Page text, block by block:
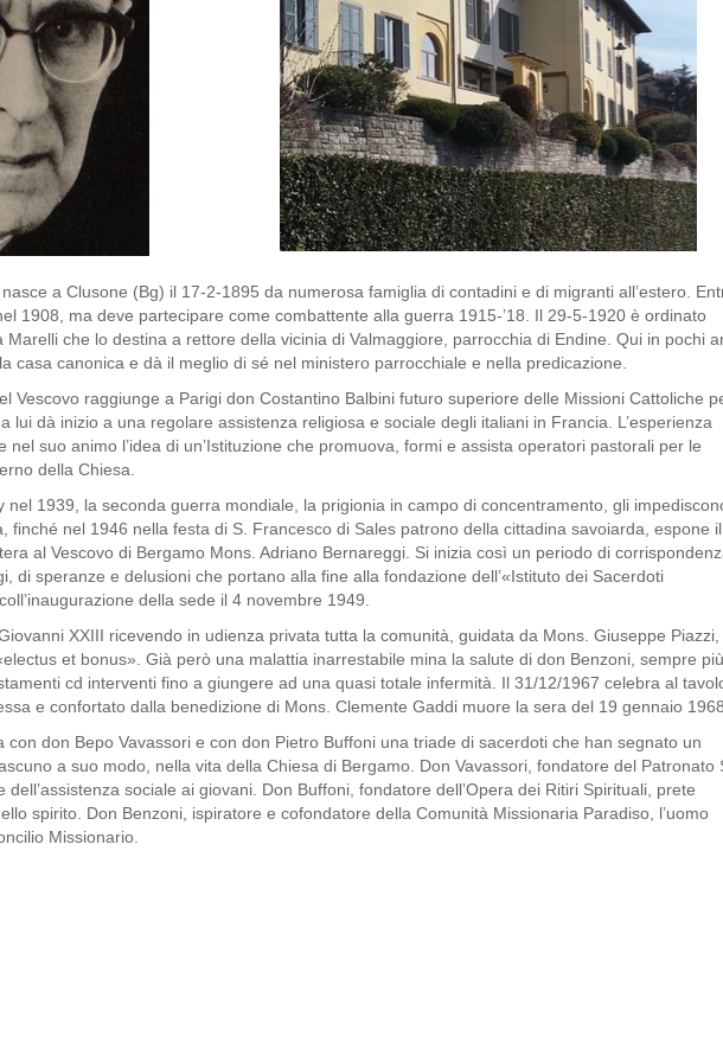
a Clusone (Bg) il 17-2-1895 da numerosa famiglia di contadini e di migranti all’estero.
1908, ma deve partecipare come combattente alla guerra 1915-’18. Il 29-5-1920 è ordinato
Marelli che lo destina a rettore della vicinia di Valmaggiore, parrocchia di Endine. Qui in pochi
casa canonica e dà il meglio di sé nel ministero parrocchiale e nella predicazione.
Vescovo raggiunge a Parigi don Costantino Balbini futuro superiore delle Missioni Cattoliche
lui dà inizio a una regolare assistenza religiosa e sociale degli italiani in Francia. L’esperienza
suo animo l’idea di un’Istituzione che promuova, formi e assista operatori pastorali per le
della Chiesa.
nel 1939, la seconda guerra mondiale, la prigionia in campo di concentramento, gli
finché nel 1946 nella festa di S. Francesco di Sales patrono della cittadina savoiarda, espone il
al Vescovo di Bergamo Mons. Adriano Bernareggi. Si inizia così un periodo di
di speranze e delusioni che portano alla fine alla fondazione dell’«Istituto dei Sacerdoti
della sede il 4 novembre 1949.
XXIII ricevendo in udienza privata tutta la comunità, guidata da Mons. Giuseppe Piazzi,
et bonus». Già però una malattia inarrestabile mina la salute di don Benzoni, sempre più
cd interventi fino a giungere ad una quasi totale infermità. Il 31/12/1967 celebra al
e confortato dalla benedizione di Mons. Clemente Gaddi muore la sera del 19 gennaio 1968.
con don Bepo Vavassori e con don Pietro Buffoni una triade di sacerdoti che han segnato un
a suo modo, nella vita della Chiesa di Bergamo. Don Vavassori, fondatore del Patronato
sociale ai giovani. Don Buffoni, fondatore dell’Opera dei Ritiri Spirituali, prete
spirito. Don Benzoni, ispiratore e cofondatore della Comunità Missionaria Paradiso, l’uomo
Missionario.